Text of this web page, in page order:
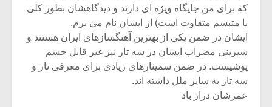
که برای من جایگاه ویژه ای دارند و دیدگاهشان بطور کلی
با متبسم متفاوت است) از ایشان نام می برم.
ایشان در ضمن یکی از بهترین آهنگسازهای ایران هستند و
شیرینی مضراب ایشان در سه تار نیز غیر قابل چشم
پوشیست. در ضمن سمینارهای زیادی برای معرفی تار و
سه تار به سایر ملل داشته اند.
عمرشان دراز باد